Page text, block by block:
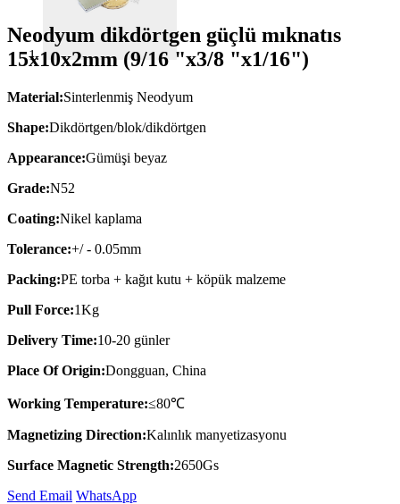
Neodyum dikdörtgen güçlü mıknatıs
15x10x2mm (9/16 "x3/8 "x1/16")
Material:Sinterlenmiş Neodyum
Shape:Dikdörtgen/blok/dikdörtgen
Appearance:Gümüşi beyaz
Grade:N52
Coating:Nikel kaplama
Tolerance:+/ - 0.05mm
Packing:PE torba + kağıt kutu + köpük malzeme
Pull Force:1Kg
Delivery Time:10-20 günler
Place Of Origin:Dongguan, China
Working Temperature:≤80℃
Magnetizing Direction:Kalınlık manyetizasyonu
Surface Magnetic Strength:2650Gs
Send Email Whats​App